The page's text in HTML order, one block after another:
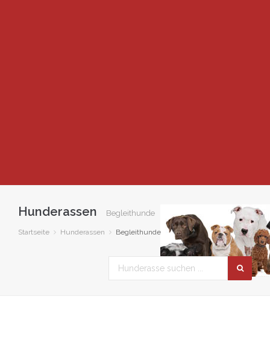
Hunderassen Begleithunde
Startseite Hunderassen Begleithunde